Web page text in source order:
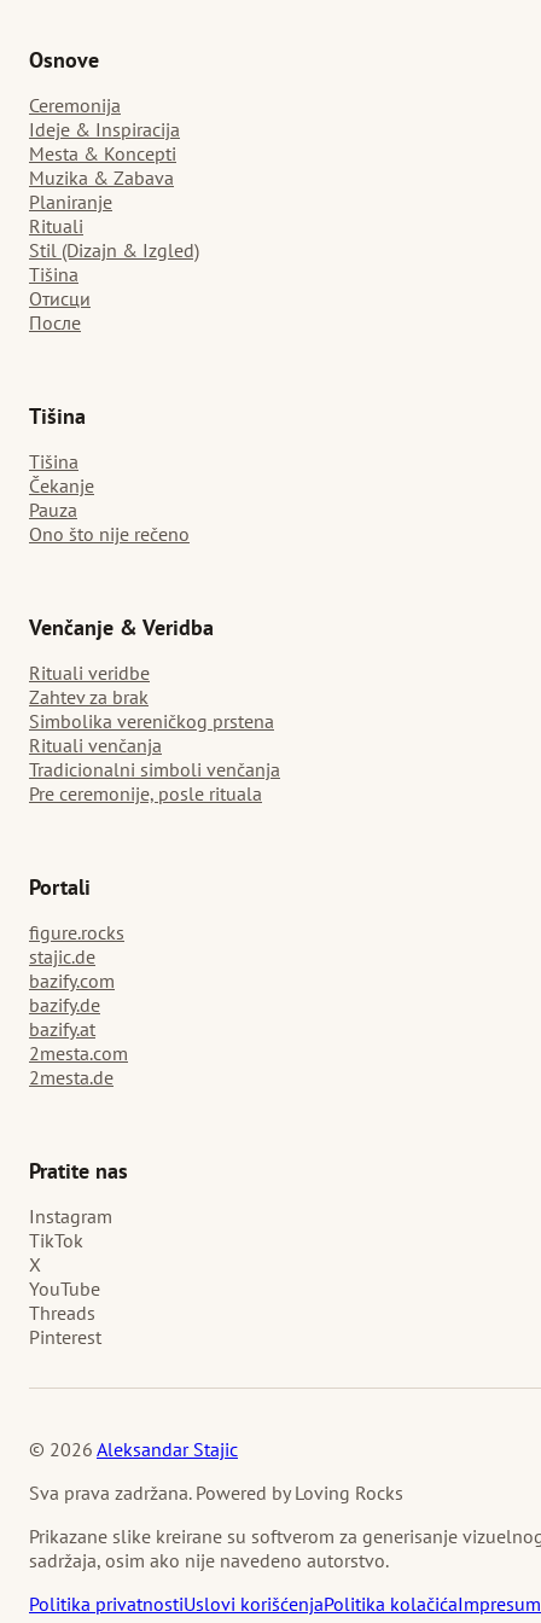
Osnove
Ceremonija
Ideje & Inspiracija
Mesta & Koncepti
Muzika & Zabava
Planiranje
Rituali
Stil (Dizajn & Izgled)
Tišina
Отисци
После
Tišina
Tišina
Čekanje
Pauza
Ono što nije rečeno
Venčanje & Veridba
Rituali veridbe
Zahtev za brak
Simbolika vereničkog prstena
Rituali venčanja
Tradicionalni simboli venčanja
Pre ceremonije, posle rituala
Portali
figure.rocks
stajic.de
bazify.com
bazify.de
bazify.at
2mesta.com
2mesta.de
Pratite nas
Instagram
TikTok
X
YouTube
Threads
Pinterest
© 2026 Aleksandar Stajic
Sva prava zadržana. Powered by Loving Rocks
Prikazane slike kreirane su softverom za generisanje
sadržaja, osim ako nije navedeno autorstvo.
Politika privatnostiUslovi korišćenjaPolitika kolačićaImpresum